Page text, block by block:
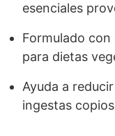
esenciales
Formulado
para dietas
Ayuda a
ingestas